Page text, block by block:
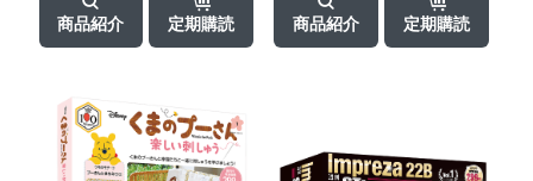
商品紹介 定期購読 商品紹介 定期購読